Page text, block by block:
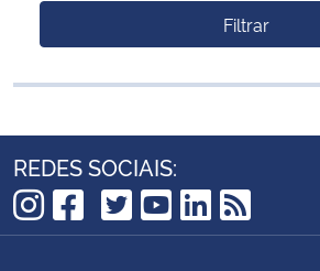
Filtrar
REDES SOCIAIS:
Instagram
Facebook
TikTok
Twitter
YouTube
LinkedIn
RSS